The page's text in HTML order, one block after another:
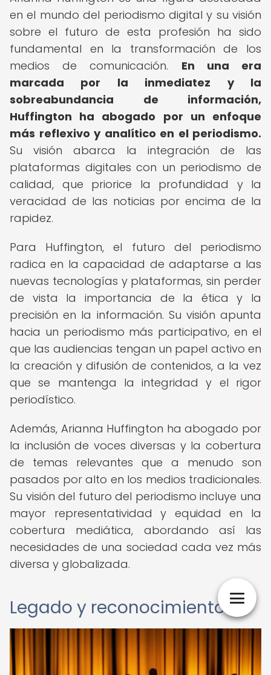
en el mundo del periodismo digital y su visión
sobre el futuro de esta profesión ha sido
fundamental en la transformación de los
medios de comunicación. En una era
marcada por la inmediatez y la
sobreabundancia de información,
Huffington ha abogado por un enfoque
más reflexivo y analítico en el periodismo.
Su visión abarca la integración de las
plataformas digitales con un periodismo de
calidad, que priorice la profundidad y la
veracidad de las noticias por encima de la
rapidez.
Para Huffington, el futuro del periodismo
radica en la capacidad de adaptarse a las
nuevas tecnologías y plataformas, sin perder
de vista la importancia de la ética y la
precisión en la información. Su visión apunta
hacia un periodismo más participativo, en el
que las audiencias tengan un papel activo en
la creación y difusión de contenidos, a la vez
que se mantenga la integridad y el rigor
periodístico.
Además, Arianna Huffington ha abogado por
la inclusión de voces diversas y la cobertura
de temas relevantes que a menudo son
pasados por alto en los medios tradicionales.
Su visión del futuro del periodismo incluye una
mayor representatividad y equidad en la
cobertura mediática, abordando así las
necesidades de una sociedad cada vez más
diversa y globalizada.
Legado y reconocimientos